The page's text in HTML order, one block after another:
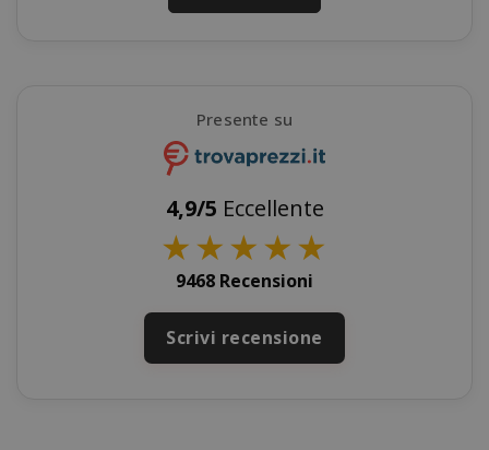
Presente su
4,9/5 Eccellente
★★★★★
9468 Recensioni
Scrivi recensione
X-Magento-Vary